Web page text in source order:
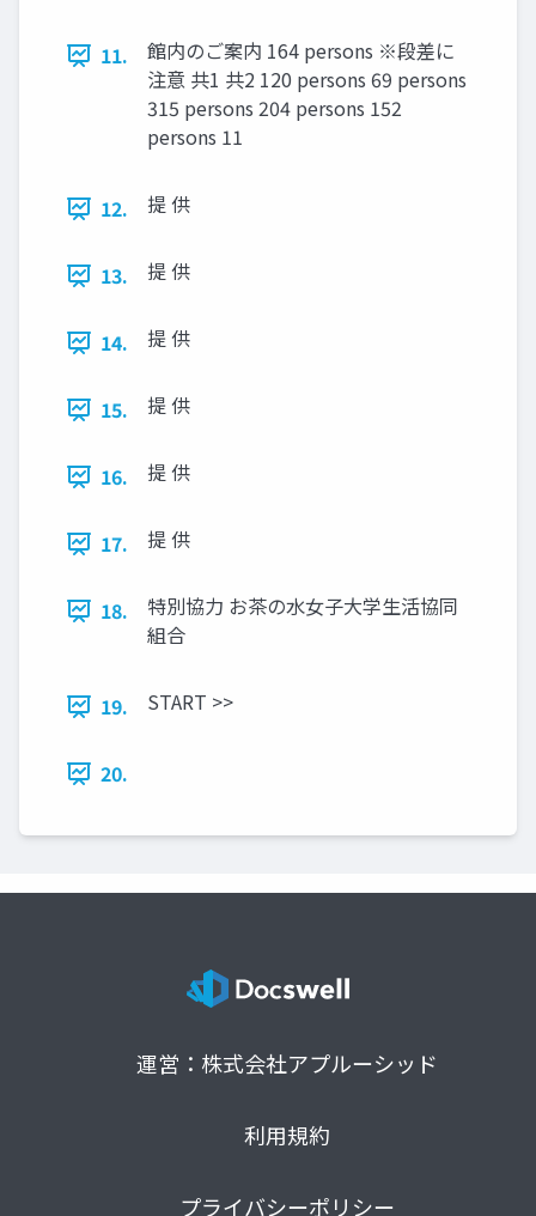
11.
館内のご案内 164 persons ※段差に
注意 共1 共2 120 persons 69 persons
315 persons 204 persons 152
persons 11
12. 提 供
13. 提 供
14. 提 供
15. 提 供
16. 提 供
17. 提 供
18.
特別協力 お茶の水女子大学生活協同
組合
19. START >>
20.
運営：株式会社アプルーシッド
利用規約
プライバシーポリシー